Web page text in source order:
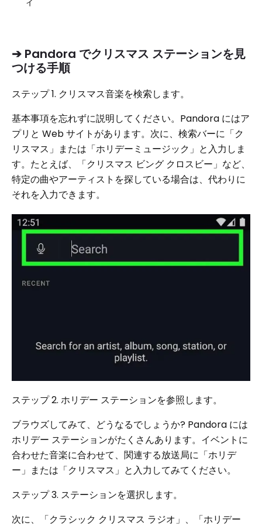
➔ Pandora でクリスマス ステーションを見
つける手順
ステップ 1. クリスマス音楽を検索します。
基本事項を忘れずに説明してください。Pandora にはア
プリと Web サイトがあります。次に、検索バーに「ク
リスマス」または「ホリデーミュージック」と入力しま
す。たとえば、「クリスマス ビング クロスビー」など、
特定の曲やアーティストを探している場合は、代わりに
それを入力できます。
ステップ 2. ホリデー ステーションを参照します。
ブラウズしてみて、どうなるでしょうか? Pandora には
ホリデー ステーションがたくさんあります。イベントに
合わせた音楽に合わせて、関連する放送局に「ホリデ
ー」または「クリスマス」と入力してみてください。
ステップ 3. ステーションを選択します。
次に、「クラシック クリスマス ラジオ」、「ホリデー